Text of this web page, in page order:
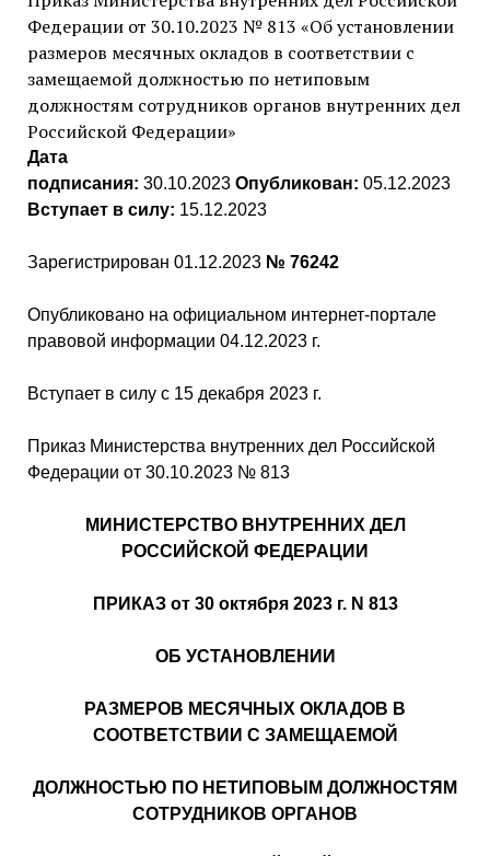
Федерации от 30.10.2023 № 813 «Об установлении
размеров месячных окладов в соответствии с
замещаемой должностью по нетиповым
должностям сотрудников органов внутренних дел
Российской Федерации»
Дата
подписания: 30.10.2023 Опубликован: 05.12.2023
Вступает в силу: 15.12.2023
Зарегистрирован 01.12.2023 № 76242
Опубликовано на официальном интернет-портале
правовой информации 04.12.2023 г.
Вступает в силу с 15 декабря 2023 г.
Приказ Министерства внутренних дел Российской
Федерации от 30.10.2023 № 813
МИНИСТЕРСТВО ВНУТРЕННИХ ДЕЛ
РОССИЙСКОЙ ФЕДЕРАЦИИ
ПРИКАЗ от 30 октября 2023 г. N 813
ОБ УСТАНОВЛЕНИИ
РАЗМЕРОВ МЕСЯЧНЫХ ОКЛАДОВ В
СООТВЕТСТВИИ С ЗАМЕЩАЕМОЙ
ДОЛЖНОСТЬЮ ПО НЕТИПОВЫМ ДОЛЖНОСТЯМ
СОТРУДНИКОВ ОРГАНОВ